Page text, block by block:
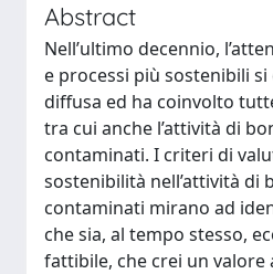
Abstract
Nell’ultimo decennio,
e processi più sostenibili
diffusa ed ha coinvolto
tra cui anche l’attività di
contaminati. I criteri di
sostenibilità nell’attività di
contaminati mirano ad
che sia, al tempo stesso,
fattibile, che crei un valore